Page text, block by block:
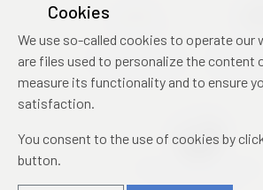
conference centre
Cookies
We use so-called cookies to operate our
are files used to personalize the content
measure its functionality and to ensure
satisfaction.
You consent to the use of cookies by
button.